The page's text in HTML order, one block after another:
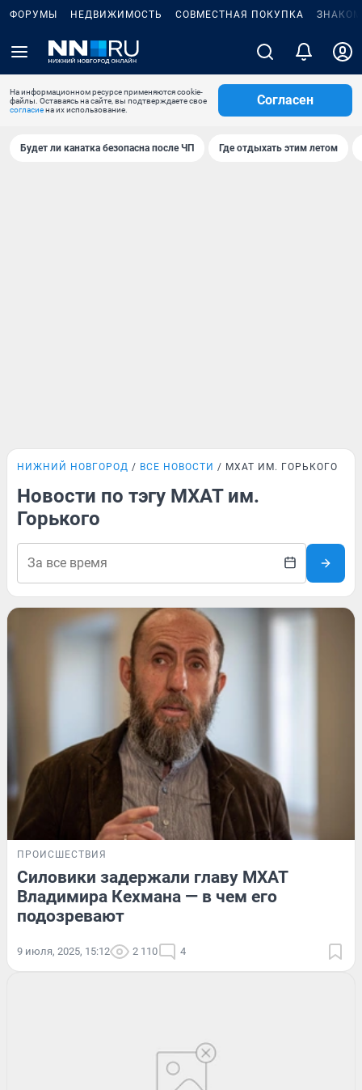
ФОРУМЫ НЕДВИЖИМОСТЬ СОВМЕСТНАЯ ПОКУПКА
На информационном ресурсе применяются cookie-
файлы. Оставаясь на сайте, вы подтверждаете свое
согласиена их использование.
Согласен
Будет ли канатка безопасна после ЧП Где отдыхать этим летом
НИЖНИЙ НОВГОРОД ВСЕ НОВОСТИ МХАТ ИМ. ГОРЬКОГО
Новости по тэгу МХАТ им.
Горького
ПРОИСШЕСТВИЯ
Силовики задержали главу МХАТ
Владимира Кехмана — в чем его
подозревают
9 июля, 2025, 15:12 2 110 4